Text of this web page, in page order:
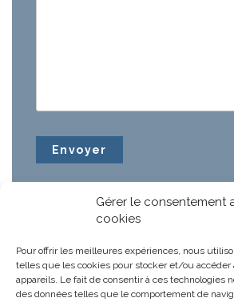
Gérer le consentement
cookies
Pour offrir les meilleures expériences, nous
telles que les cookies pour stocker et/ou accéder
appareils. Le fait de consentir à ces technologies
des données telles que le comportement de